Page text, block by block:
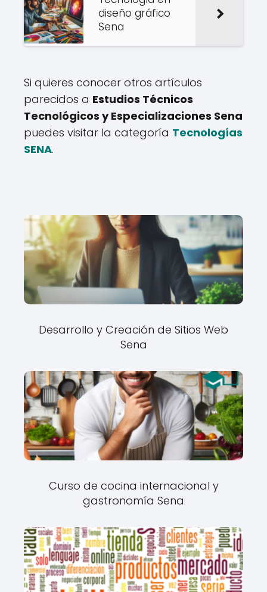
diseño gráfico
Sena
Si quieres conocer otros artículos
parecidos a Estudios Técnicos
Tecnológicos y Especializaciones Sena
puedes visitar la categoría Tecnologías
SENA.
Desarrollo y Creación de Sitios Web
Sena
Curso de cocina internacional y
gastronomía Sena